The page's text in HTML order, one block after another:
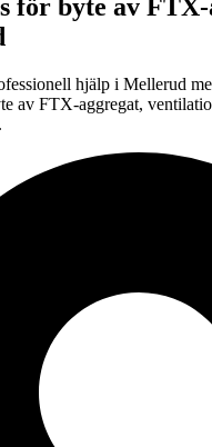
för byte av
hjälp i Mellerud
av FTX-aggregat,